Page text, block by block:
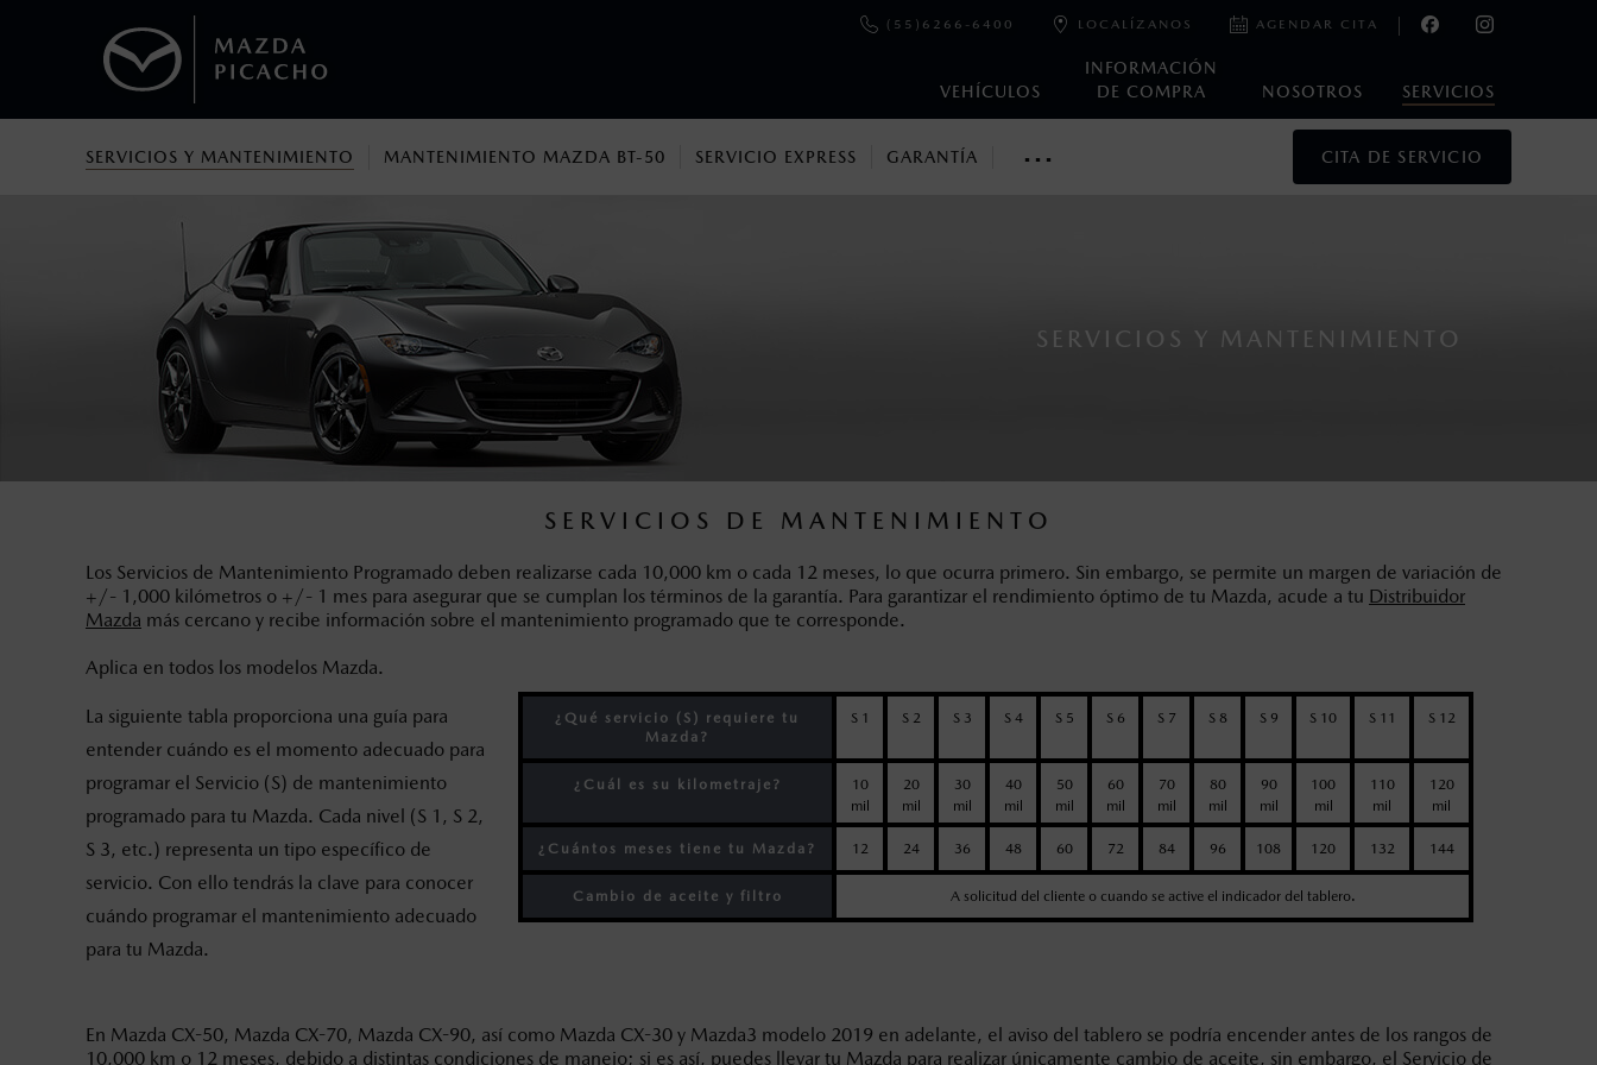
VEHÍCULOS
INFORMACIÓN
DE COMPRA
NOSOTROS SERVICIOS
(55)6266-6400 LOCALÍZANOS AGENDAR CITA
SERVICIOS Y MANTENIMIENTO MANTENIMIENTO MAZDA BT-50 SERVICIO EXPRESS GARANTÍA ··· CITA DE SERVICIO
SERVICIOS Y MANTENIMIENTO
SERVICIOS DE MANTENIMIENTO
Los Servicios de Mantenimiento Programado deben realizarse cada 10,000 km o cada 12 meses, lo que ocurra primero. Sin embargo, se permite un margen de variación de
+/- 1,000 kilómetros o +/- 1 mes para asegurar que se cumplan los términos de la garantía. Para garantizar el rendimiento óptimo de tu Mazda, acude a tu Distribuidor
Mazda más cercano y recibe información sobre el mantenimiento programado que te corresponde.
Aplica en todos los modelos Mazda.
La siguiente tabla proporciona una guía para
entender cuándo es el momento adecuado para
programar el Servicio (S) de mantenimiento
programado para tu Mazda. Cada nivel (S 1, S 2,
S 3, etc.) representa un tipo específico de
servicio. Con ello tendrás la clave para conocer
cuándo programar el mantenimiento adecuado
para tu Mazda.
¿Qué servicio (S) requiere tu
Mazda?
S 1 S 2 S 3 S 4 S 5 S 6 S 7 S 8 S 9 S 10 S 11 S 12
¿Cuál es su kilometraje?
10
mil
20
mil
30
mil
40
mil
50
mil
60
mil
70
mil
80
mil
90
mil
100
mil
110
mil
120
mil
¿Cuántos meses tiene tu Mazda? 12 24 36 48 60 72 84 96 108 120 132 144
Cambio de aceite y filtro A solicitud del cliente o cuando se active el indicador del tablero.
En Mazda CX-50, Mazda CX-70, Mazda CX-90, así como Mazda CX-30 y Mazda3 modelo 2019 en adelante, el aviso del tablero se podría encender antes de los rangos de
10,000 km o 12 meses, debido a distintas condiciones de manejo; si es así, puedes llevar tu Mazda para realizar únicamente cambio de aceite, sin embargo, el Servicio de
1
Los precios y especificaciones indicados en esta página son al menudeo, sugeridos por el fabricante, en moneda de los Estados Unidos Mexicanos, incluyen: I.V.A., e
I.S.A.N., y pueden cambiar sin previo aviso, no incluyen: tenencias, placas, accesorios, seguro y gastos administrativos. Mazda de México, se reserva el derecho de
modificar las especificaciones y los precios de sus productos, sin aviso previo al consumidor.
Todas las imágenes del sitio son meramente ilustrativas.